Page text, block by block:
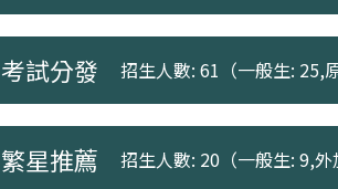
考試分發 招生人數: 61（一般生: 25,
繁星推薦 招生人數: 20（一般生: 9,外